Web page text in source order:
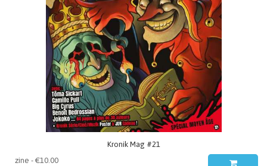
Kronik Mag #21